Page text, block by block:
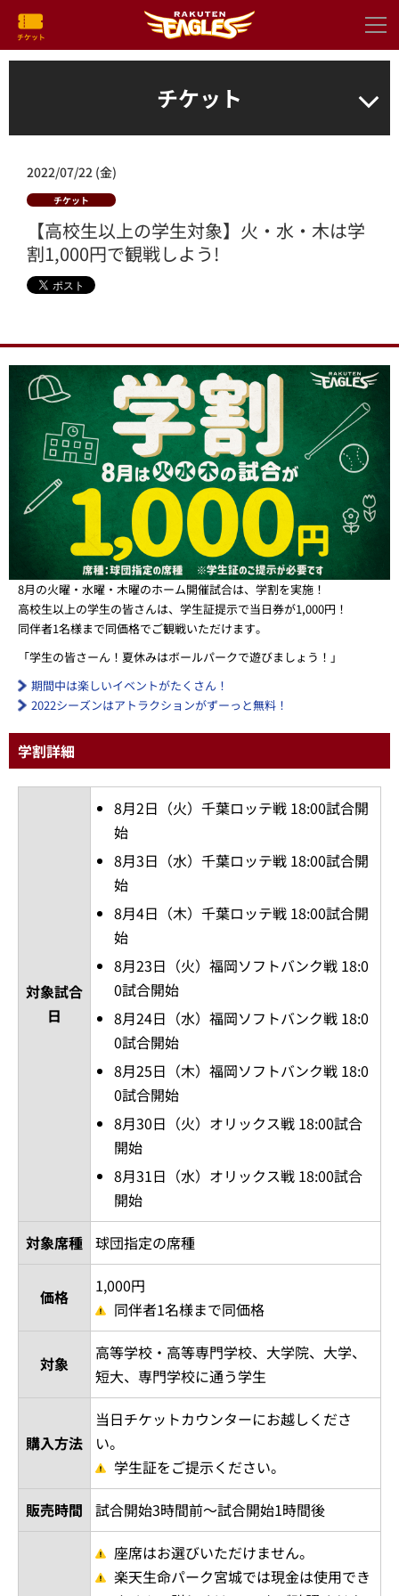
チケット
2022/07/22 (金)
チケット
【高校生以上の学生対象】火・水・木は学
割1,000円で観戦しよう!
8月の火曜・水曜・木曜のホーム開催試合は、学割を実施！
高校生以上の学生の皆さんは、学生証提示で当日券が1,000円！
同伴者1名様まで同価格でご観戦いただけます。
「学生の皆さーん！夏休みはボールパークで遊びましょう！」
期間中は楽しいイベントがたくさん！
2022シーズンはアトラクションがずーっと無料！
学割詳細
対象試合
日
8月2日（火）千葉ロッテ戦 18:00試合開
始
8月3日（水）千葉ロッテ戦 18:00試合開
始
8月4日（木）千葉ロッテ戦 18:00試合開
始
8月23日（火）福岡ソフトバンク戦 18:0
0試合開始
8月24日（水）福岡ソフトバンク戦 18:0
0試合開始
8月25日（木）福岡ソフトバンク戦 18:0
0試合開始
8月30日（火）オリックス戦 18:00試合
開始
8月31日（水）オリックス戦 18:00試合
開始
対象席種 球団指定の席種
価格
1,000円
同伴者1名様まで同価格
対象
高等学校・高等専門学校、大学院、大学、
短大、専門学校に通う学生
購入方法
当日チケットカウンターにお越しくださ
い。
学生証をご提示ください。
販売時間
試合開始3時間前～試合開始1時間後
座席はお選びいただけません。
楽天生命パーク宮城では現金は使用でき